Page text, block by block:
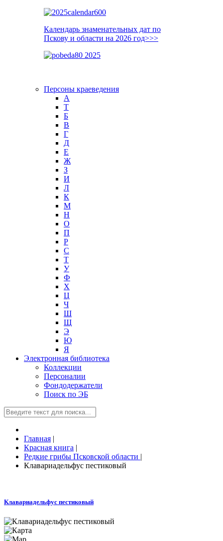
Календарь знаменательных дат по
Пскову и области на 2026 год>>>
Персоны краеведения
А
T
Б
В
Г
Д
Е
Ж
З
И
Л
К
М
Н
О
П
Р
С
Т
У
Ф
Х
Ц
Ч
Ш
Щ
Э
Ю
Я
Электронная библиотека
Коллекции
Персоналии
Фондодержатели
Поиск по ЭБ
Главная |
Красная книга |
Редкие грибы Псковской области |
Клавариадельфус пестиковый
Клавариадельфус пестиковый